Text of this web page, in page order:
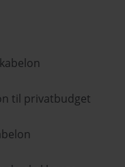
til privatbudget